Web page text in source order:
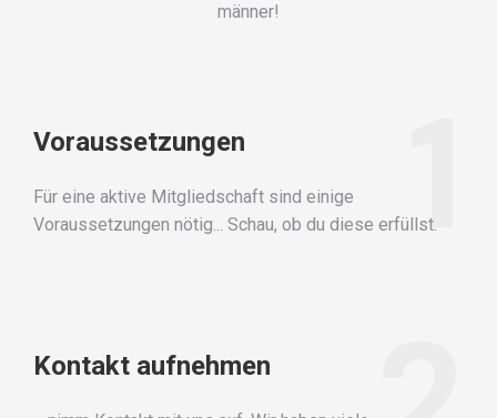
männer!
1
Voraussetzungen
Für eine aktive Mitgliedschaft sind einige
Voraussetzungen nötig... Schau, ob du diese erfüllst.
Kontakt aufnehmen